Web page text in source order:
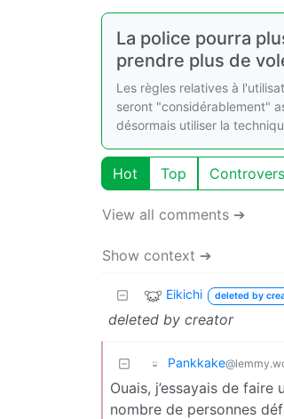
La police pourra
prendre plus de
Les règles relatives à
seront "considérablement"
désormais utiliser la
Hot Top
View all comments ➔
Show context ➔
Eikichi deleted by
deleted by creator
Pankkake
Ouais, j’essayais de
nombre de personnes